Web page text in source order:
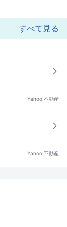
すべて見る
Yahoo!不動産
Yahoo!不動産